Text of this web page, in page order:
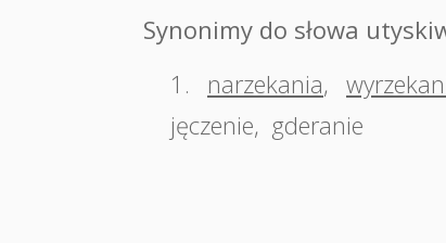
Synonimy do słowa
1.
narzekania,
jęczenie, gderanie